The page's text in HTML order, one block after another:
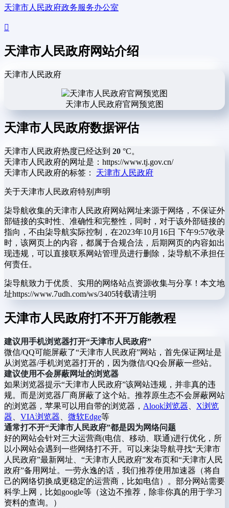
天津市人民政府政务服务办公室
天津市人民政府网站介绍
天津市人民政府
天津市人民政府官网预览图
天津市人民政府数据评估
天津市人民政府热度已经达到 20 °C。
天津市人民政府的网址是：https://www.tj.gov.cn/
天津市人民政府的标签： 天津市人民政府
关于天津市人民政府特别声明
柒导航收集的天津市人民政府网站网址来源于网络，不保证外
部链接的实时性、准确性和完整性，同时，对于该外部链接的
指向，不由柒导航实际控制，在2023年10月16日 下午9:57收录
时，该网页上的内容，都属于合规合法，后期网页的内容如出
现违规，可以直接联系网站管理员进行删除，柒导航不承担任
何责任。
柒导航致力于优质、实用的网络站点资源收集与分享！ 本文地
址https://www.7udh.com/ws/3405转载请注明
天津市人民政府打不开万能教程
建议用手机浏览器打开“天津市人民政府”
微信/QQ可能屏蔽了“天津市人民政府”网站，首先保证网址是
从浏览器/手机浏览器打开的，因为微信/QQ会屏蔽一些站。
建议使用不会屏蔽网址的浏览器
如果浏览器提示“天津市人民政府”该网站违规，并非真的违
规。而是浏览器厂商屏蔽了这个站。推荐原生态不会屏蔽网站
的浏览器，苹果可以用自带的浏览器， Alook浏览器
X浏览
器
VIA浏览器 微软Edge等
通常打不开“天津市人民政府”都是因为网络问题
好的网站会针对三大运营商(电信、移动、联通)进行优化，所
以小网站会遇到一些网络打不开。可以来柒导航寻找“天津市
人民政府”最新网址、“天津市人民政府”发布页和“天津市人民
政府”备用网址。一劳永逸的话，我们推荐使用加速器（将自
己的网络切换成更稳定的运营商，比如电信）。部分网站需要
科学上网，比如google等（这边不推荐，除非你真的用于学习
资料的查询。）